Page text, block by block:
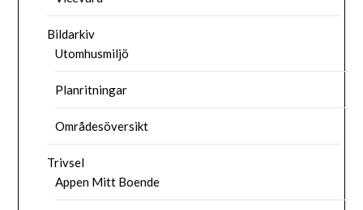
Bildarkiv
Utomhusmiljö
Planritningar
Områdesöversikt
Trivsel
Appen Mitt Boende